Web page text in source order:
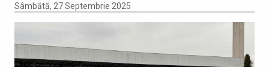
Sâmbătă, 27 Septembrie 2025